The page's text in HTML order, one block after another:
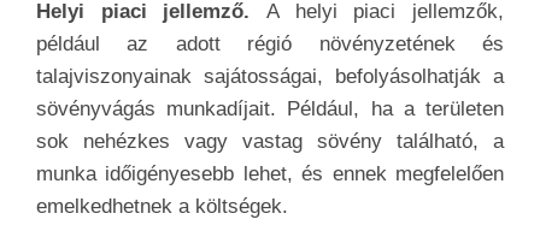
Helyi piaci jellemző. A helyi piaci jellemzők,
például az adott régió növényzetének és
talajviszonyainak sajátosságai, befolyásolhatják a
sövényvágás munkadíjait. Például, ha a területen
sok nehézkes vagy vastag sövény található, a
munka időigényesebb lehet, és ennek megfelelően
emelkedhetnek a költségek.